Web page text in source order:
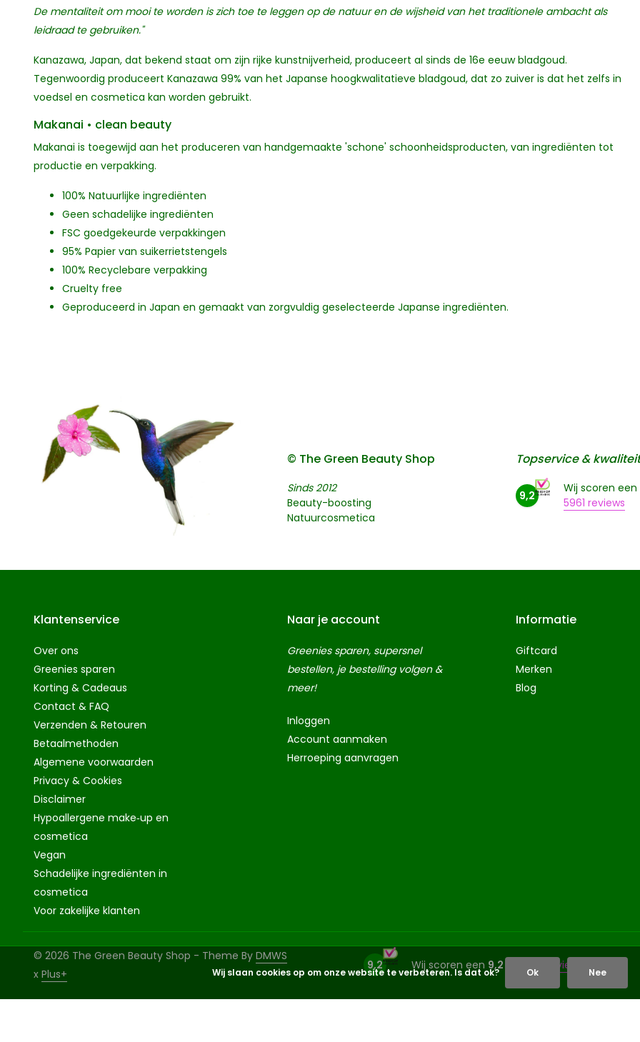
De mentaliteit om mooi te worden is zich toe te leggen op de natuur en de wijsheid van het traditionele ambacht als
leidraad te gebruiken."
Kanazawa, Japan, dat bekend staat om zijn rijke kunstnijverheid, produceert al sinds de 16e eeuw bladgoud.
Tegenwoordig produceert Kanazawa 99% van het Japanse hoogkwalitatieve bladgoud, dat zo zuiver is dat het zelfs in
voedsel en cosmetica kan worden gebruikt.
Makanai • clean beauty
Makanai is toegewijd aan het produceren van handgemaakte 'schone' schoonheidsproducten, van ingrediënten tot
productie en verpakking.
100% Natuurlijke ingrediënten
Geen schadelijke ingrediënten
FSC goedgekeurde verpakkingen
95% Papier van suikerrietstengels
100% Recyclebare verpakking
Cruelty free
Geproduceerd in Japan en gemaakt van zorgvuldig geselecteerde Japanse ingrediënten.
© The Green Beauty Shop
Sinds 2012
Beauty-boosting
Natuurcosmetica
Topservice & kwaliteit
9,2
Wij scoren een
5961 reviews
Klantenservice
Over ons
Greenies sparen
Korting & Cadeaus
Contact & FAQ
Verzenden & Retouren
Betaalmethoden
Algemene voorwaarden
Privacy & Cookies
Disclaimer
Hypoallergene make‑up en
cosmetica
Vegan
Schadelijke ingrediënten in
cosmetica
Voor zakelijke klanten
Naar je account
Greenies sparen, supersnel
bestellen, je bestelling volgen &
meer!
Inloggen
Account aanmaken
Herroeping aanvragen
Informatie
Giftcard
Merken
Blog
© 2026 The Green Beauty Shop - Theme By DMWS
x Plus+
9,2 Wij scoren een 9,2 5961 reviews
Wij slaan cookies op om onze website te verbeteren. Is dat ok? Ok Nee